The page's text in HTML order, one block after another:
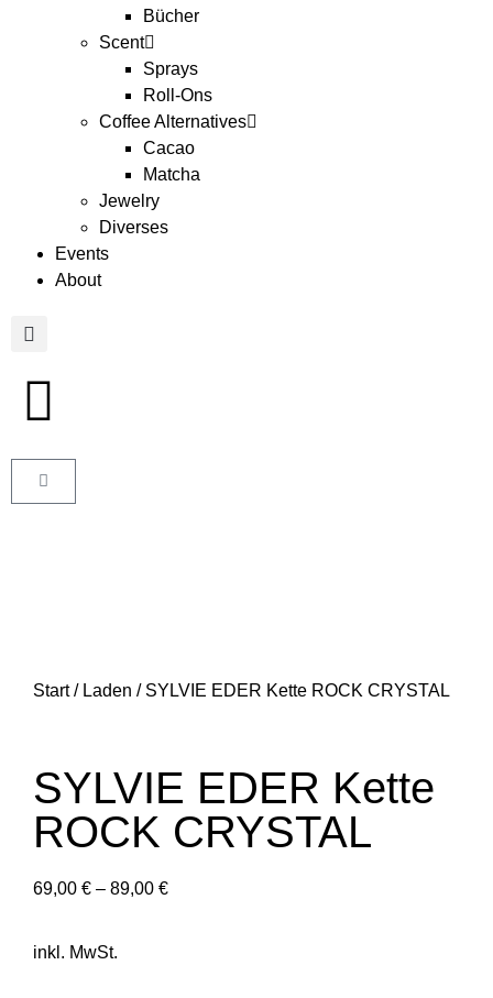
Bücher
Scent
Sprays
Roll-Ons
Coffee Alternatives
Cacao
Matcha
Jewelry
Diverses
Events
About
Start/ Laden / SYLVIE EDER Kette ROCK CRYSTAL
SYLVIE EDER Kette
ROCK CRYSTAL
69,00 € – 89,00 €
inkl. MwSt.